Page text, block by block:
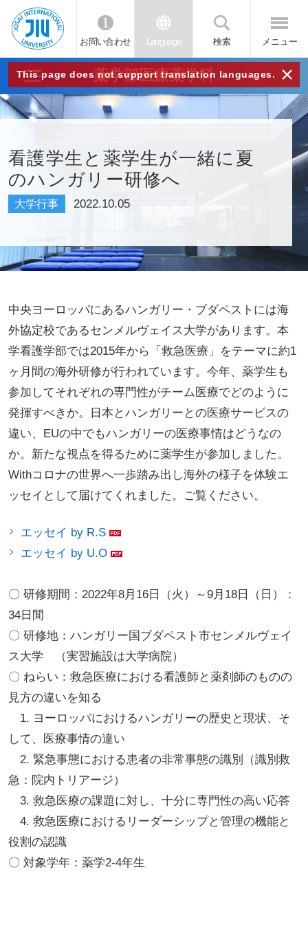
JIU
城西
国際
大学
お問い合わせ Language 検索 メニュー
This page does not support translation languages. ×
薬学部医療薬学科
看護学生と薬学生が一緒に夏
のハンガリー研修へ
大学行事 2022.10.05
中央ヨーロッパにあるハンガリー・ブダペストには海
外協定校であるセンメルヴェイス大学があります。本
学看護学部では2015年から「救急医療」をテーマに約1
ヶ月間の海外研修が行われています。今年、薬学生も
参加してそれぞれの専門性がチーム医療でどのように
発揮すべきか。日本とハンガリーとの医療サービスの
違い、EUの中でもハンガリーの医療事情はどうなの
か。新たな視点を得るために薬学生が参加しました。
Withコロナの世界へ一歩踏み出し海外の様子を体験エ
ッセイとして届けてくれました。ご覧ください。
エッセイ by R.S
エッセイ by U.O
〇 研修期間：2022年8月16日（火）～9月18日（日）：
34日間
〇 研修地：ハンガリー国ブダペスト市センメルヴェイ
ス大学 （実習施設は大学病院）
〇 ねらい：救急医療における看護師と薬剤師のものの
見方の違いを知る
1. ヨーロッパにおけるハンガリーの歴史と現状、そ
して、医療事情の違い
2. 緊急事態における患者の非常事態の識別（識別救
急：院内トリアージ）
3. 救急医療の課題に対し、十分に専門性の高い応答
4. 救急医療におけるリーダーシップと管理の機能と
役割の認識
〇 対象学年：薬学2-4年生